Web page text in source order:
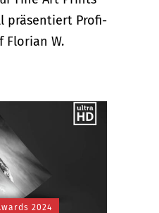
präsentiert Profi-
Florian W.
2024